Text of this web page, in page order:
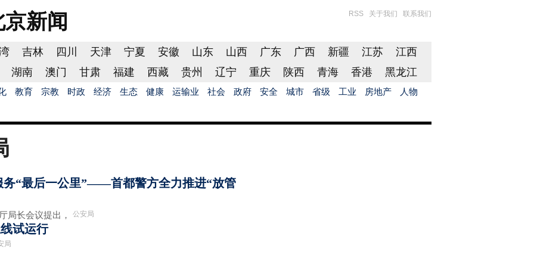
京新闻 RSS 关于我们 联系我们
吉林 四川 天津 宁夏 安徽 山东 山西 广东 广西 新疆 江苏
江西
湖南
澳门 甘肃 福建 西藏 贵州 辽宁 重庆 陕西 青海 香港 黑龙江
教育 宗教 时政 经济 生态 健康 运输业 社会 政府 安全 城市 省级 工业 房地产 人物
务“最后一公里”——首都警方全力推进“放管
长会议提出， 公安局
试运行
局